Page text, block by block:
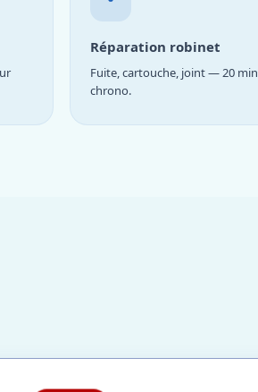
Réparation robinet
Fuite, cartouche, joint — 20 min
chrono.